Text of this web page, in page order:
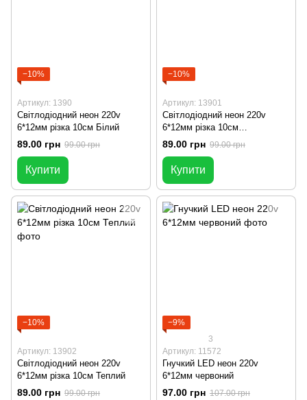
−10%
Артикул: 1390
Світлодіодний неон 220v
6*12мм різка 10см Білий
89.00 грн 99.00 грн
Купити
−10%
Артикул: 13901
Світлодіодний неон 220v
6*12мм різка 10см
Нейтральний
89.00 грн 99.00 грн
Купити
−10%
Артикул: 13902
Світлодіодний неон 220v
6*12мм різка 10см Теплий
89.00 грн 99.00 грн
−9%
3
Артикул: 11572
Гнучкий LED неон 220v
6*12мм червоний
97.00 грн 107.00 грн